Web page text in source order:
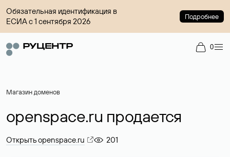
Обязательная идентификация в
ЕСИА с 1 сентября 2026
Подробнее
0
Магазин доменов
openspace.ru продается
Открыть openspace.ru 201